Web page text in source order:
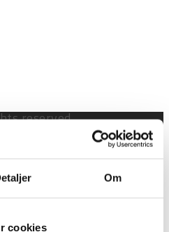
Om
cookies
reserved
for at modtage en
på siden, eller for at
i en travl hverdag.